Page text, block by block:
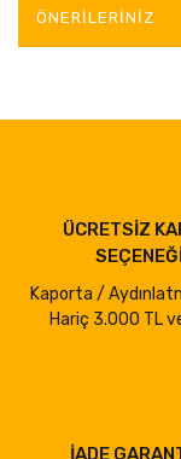
ÖNERILERINIZ
ÜCRETSİZ
Kaporta /
Hariç 3.000 TL
İADE